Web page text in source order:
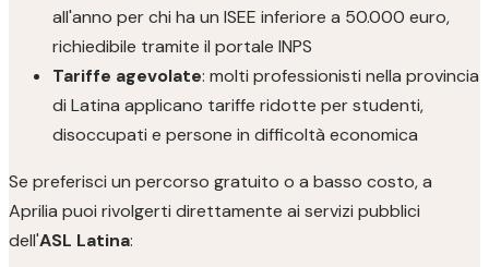
all'anno per chi ha un ISEE inferiore a 50.000 euro,
richiedibile tramite il portale INPS
Tariffe agevolate: molti professionisti nella provincia
di Latina applicano tariffe ridotte per studenti,
disoccupati e persone in difficoltà economica
Se preferisci un percorso gratuito o a basso costo, a
Aprilia puoi rivolgerti direttamente ai servizi pubblici
dell'ASL Latina: